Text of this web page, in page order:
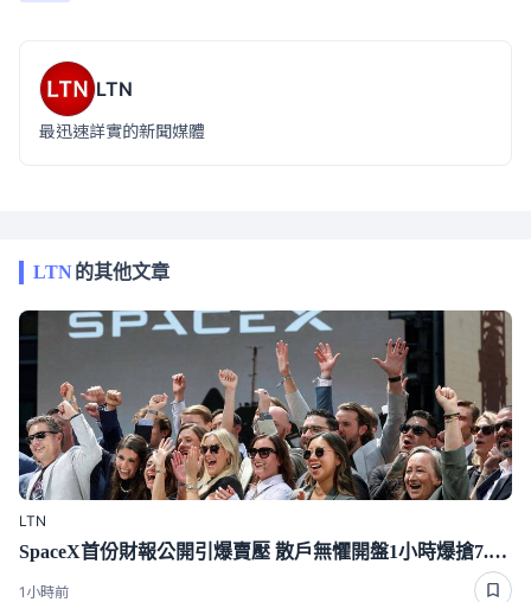
LTN
最迅速詳實的新聞媒體
LTN的其他文章
LTN
SpaceX首份財報公開引爆賣壓 散戶無懼開盤1小時爆搶7.4億
1小時前